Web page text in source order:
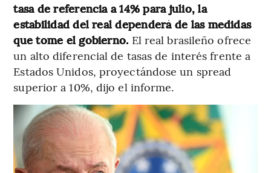
tasa de referencia a 14% para julio, la
estabilidad del real dependerá de las medidas
que tome el gobierno. El real brasileño ofrece
un alto diferencial de tasas de interés frente a
Estados Unidos, proyectándose un spread
superior a 10%, dijo el informe.